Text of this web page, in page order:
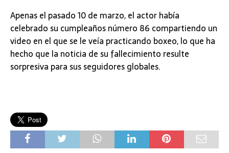
Apenas el pasado 10 de marzo, el actor había
celebrado su cumpleaños número 86 compartiendo un
video en el que se le veía practicando boxeo, lo que ha
hecho que la noticia de su fallecimiento resulte
sorpresiva para sus seguidores globales.